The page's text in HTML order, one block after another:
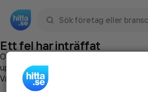
Ett fel har inträffat
Om du vill kan du
uppstod så att vi lättare och snabbare kan
Vänligen försök med följande: